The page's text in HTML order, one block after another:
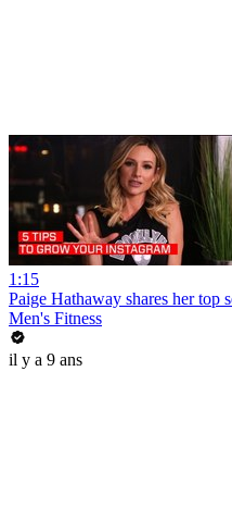
1:15
Paige Hathaway shares her top
Men's Fitness
il y a 9 ans